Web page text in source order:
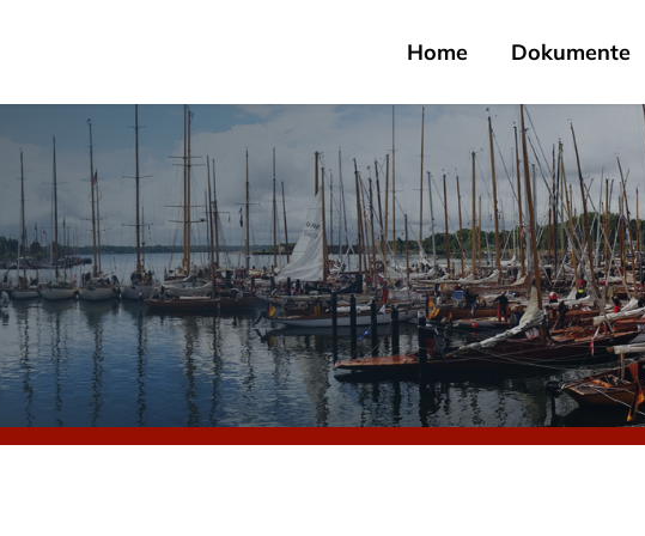
Home Dokumente